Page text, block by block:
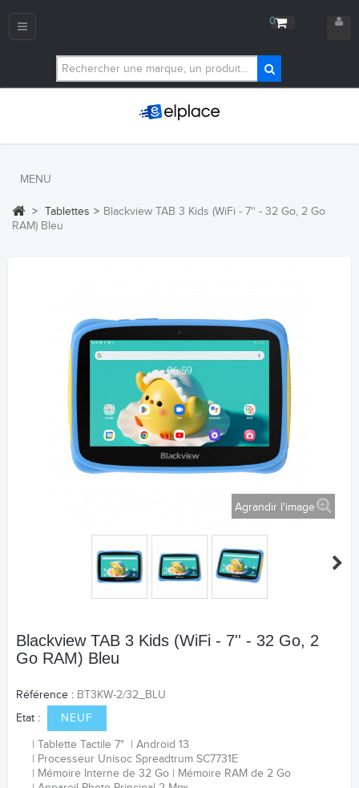
0
Navigation
MENU
> Tablettes > Blackview TAB 3 Kids (WiFi - 7'' - 32 Go, 2 Go
RAM) Bleu
Agrandir l'image
Blackview TAB 3 Kids (WiFi - 7'' - 32 Go, 2
Go RAM) Bleu
Référence : BT3KW-2/32_BLU
Etat :
NEUF
Tablette Tactile 7"
Android 13
Processeur Unisoc Spreadtrum SC7731E
Mémoire Interne de 32 Go
Mémoire RAM de 2 Go